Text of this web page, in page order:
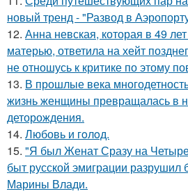
новый тренд - "Развод в
12. Анна невская, которая в 49
матерью, ответила на хейт
не отношусь к критике по этому
13. В прошлые века
жизнь женщины превращалась в
деторождения.
14. Любовь и гoлoд.
15. "Я был Женат Сразу на
быт русской эмиграции разрушил
Марины Влади.